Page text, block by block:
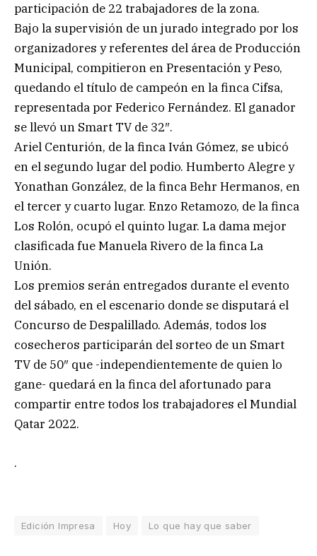
participación de 22 trabajadores de la zona.
Bajo la supervisión de un jurado integrado por los
organizadores y referentes del área de Producción
Municipal, compitieron en Presentación y Peso,
quedando el título de campeón en la finca Cifsa,
representada por Federico Fernández. El ganador
se llevó un Smart TV de 32″.
Ariel Centurión, de la finca Iván Gómez, se ubicó
en el segundo lugar del podio. Humberto Alegre y
Yonathan González, de la finca Behr Hermanos, en
el tercer y cuarto lugar. Enzo Retamozo, de la finca
Los Rolón, ocupó el quinto lugar. La dama mejor
clasificada fue Manuela Rivero de la finca La
Unión.
Los premios serán entregados durante el evento
del sábado, en el escenario donde se disputará el
Concurso de Despalillado. Además, todos los
cosecheros participarán del sorteo de un Smart
TV de 50″ que -independientemente de quien lo
gane- quedará en la finca del afortunado para
compartir entre todos los trabajadores el Mundial
Qatar 2022.
.
Edición Impresa Hoy Lo que hay que saber